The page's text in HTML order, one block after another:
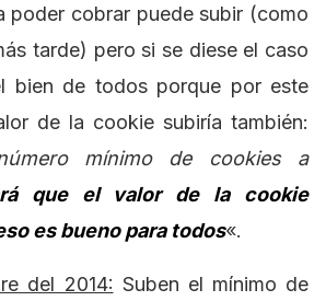
poder cobrar puede subir (como
tarde) pero si se diese el caso
bien de todos porque por este
de la cookie subiría también:
mínimo de cookies a
que el valor de la cookie
es bueno para todos«.
del 2014: Suben el mínimo de